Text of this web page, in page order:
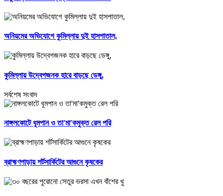
অনিয়মের অভিযোগে কুমিল্লায় দুই হাসপাতাল,
কুমিল্লায় উদ্বেগজনক হারে বাড়ছে ডেঙ্গু,
সর্বশেষ সংবাদ
নাঙ্গলকোটে ধূমপান ও তা'মা'কমুক্ত রেল পরি
ব্রাহ্মণপাড়ায় শর্টসার্কিটের আগুনে কৃষকের